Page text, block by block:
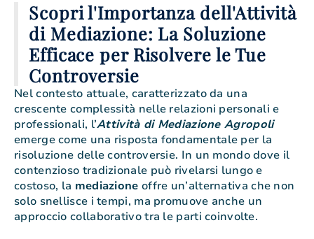
Scopri l'Importanza dell'Attività
di Mediazione: La Soluzione
Efficace per Risolvere le Tue
Controversie
Nel contesto attuale, caratterizzato da una
crescente complessità nelle relazioni personali e
professionali, l’Attività di Mediazione Agropoli
emerge come una risposta fondamentale per la
risoluzione delle controversie. In un mondo dove il
contenzioso tradizionale può rivelarsi lungo e
costoso, la mediazione offre un’alternativa che non
solo snellisce i tempi, ma promuove anche un
approccio collaborativo tra le parti coinvolte.